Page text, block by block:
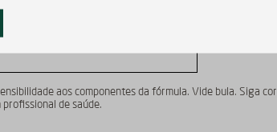
TRAZER RISCOS. PROCURE O
OS SINTOMAS, O MÉDICO
aos componentes da fórmula. Vide bula. Siga
de saúde.